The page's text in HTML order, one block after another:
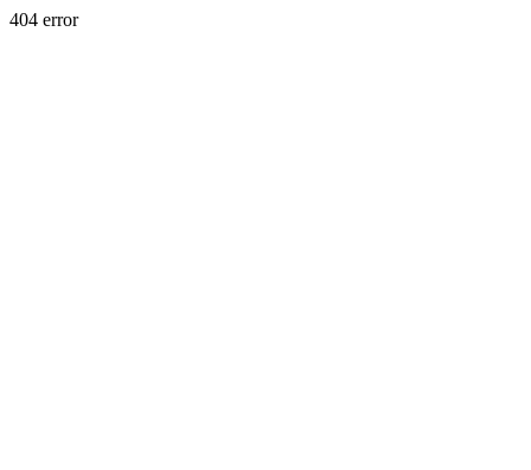
404 error